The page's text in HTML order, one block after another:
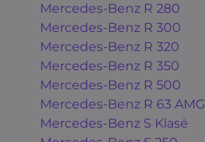
Mercedes-Benz R 280
Mercedes-Benz R 300
Mercedes-Benz R 320
Mercedes-Benz R 350
Mercedes-Benz R 500
Mercedes-Benz R 63 AMG
Mercedes-Benz S Klasė